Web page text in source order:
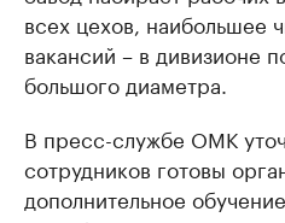
всех цехов, наибольшее
вакансий – в дивизионе
большого диаметра.
В пресс-службе ОМК
сотрудников готовы
дополнительное